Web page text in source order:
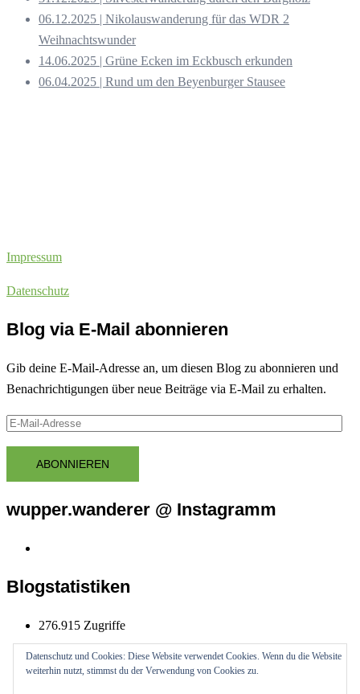
06.12.2025 | Nikolauswanderung für das WDR 2
Weihnachtswunder
14.06.2025 | Grüne Ecken im Eckbusch erkunden
06.04.2025 | Rund um den Beyenburger Stausee
Impressum
Datenschutz
Blog via E-Mail abonnieren
Gib deine E-Mail-Adresse an, um diesen Blog zu abonnieren und
Benachrichtigungen über neue Beiträge via E-Mail zu erhalten.
E-
AdresseABONNIEREN
wupper.wanderer @ Instagramm
Blogstatistiken
276.915 Zugriffe
Datenschutz und Cookies: Diese Website verwendet Cookies. Wenn du die Website
weiterhin nutzt, stimmst du der Verwendung von Cookies zu.